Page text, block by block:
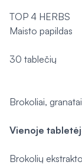
TOP 4 HERBS
Maisto papildas
30 tablečių
Brokoliai,
Vienoje
Brokolių